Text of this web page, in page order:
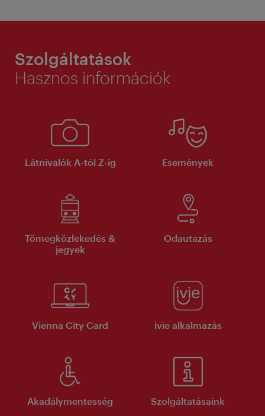
Szolgáltatások
Hasznos információk
Látnivalók A-tól Z-ig Események
Tömegközlekedés &
jegyek
Odautazás
Vienna City Card ivie alkalmazás
Akadálymentesség Szolgáltatásaink